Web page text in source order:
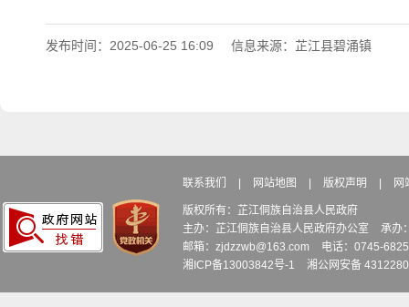
发布时间：2025-06-25 16:09 信息来源：芷江县碧涌镇
联系我们 网站地图 版权声明 网
版权所有：芷江侗族自治县人民政府
主办：芷江侗族自治县人民政府办公室
承办
邮箱：zjdzzwb@163.com
电话：0745-
湘ICP备13003842号-1
湘公网安备